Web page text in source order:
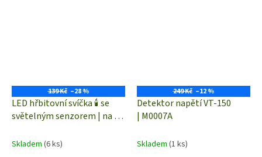
139 Kč –28 %
LED hřbitovní svíčka 🕯️ se
světelným senzorem | na 2×
Skladem (6 ks)
249 Kč –12 %
Detektor napětí VT-150
| M0007A
Skladem (1 ks)